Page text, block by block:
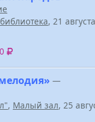
, 21
—
, Малый зал, 25